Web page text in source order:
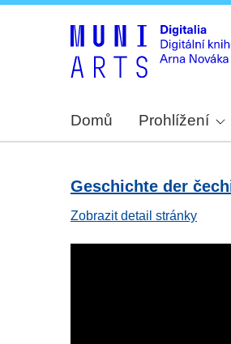
Domů Prohlížení
Geschichte der
Zobrazit detail stránky